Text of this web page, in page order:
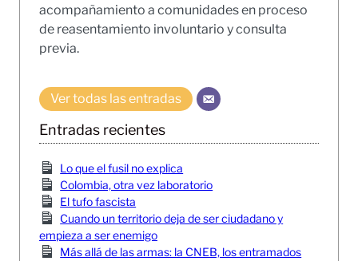
acompañamiento a comunidades en proceso
de reasentamiento involuntario y consulta
previa.
Ver todas las entradas
Entradas recientes
Lo que el fusil no explica
Colombia, otra vez laboratorio
El tufo fascista
Cuando un territorio deja de ser ciudadano y
empieza a ser enemigo
Más allá de las armas: la CNEB, los entramados